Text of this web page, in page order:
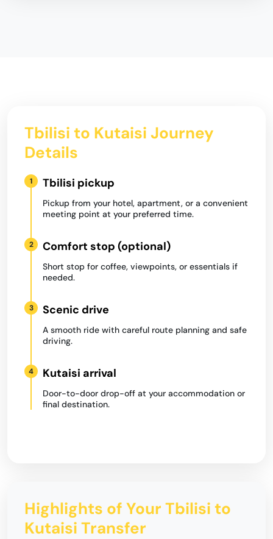
Tbilisi to Kutaisi Journey
Details
1 Tbilisi pickup
Pickup from your hotel, apartment, or a convenient
meeting point at your preferred time.
2 Comfort stop (optional)
Short stop for coffee, viewpoints, or essentials if
needed.
3 Scenic drive
A smooth ride with careful route planning and safe
driving.
4 Kutaisi arrival
Door-to-door drop-off at your accommodation or
final destination.
Highlights of Your Tbilisi to
Kutaisi Transfer